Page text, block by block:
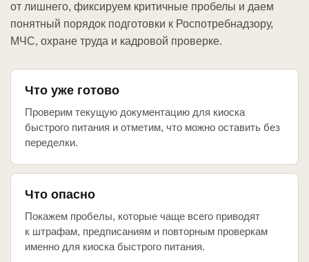
от лишнего, фиксируем критичные пробелы и даем
понятный порядок подготовки к Роспотребнадзору,
МЧС, охране труда и кадровой проверке.
Что уже готово
Проверим текущую документацию для киоска
быстрого питания и отметим, что можно оставить без
переделки.
Что опасно
Покажем пробелы, которые чаще всего приводят
к штрафам, предписаниям и повторным проверкам
именно для киоска быстрого питания.